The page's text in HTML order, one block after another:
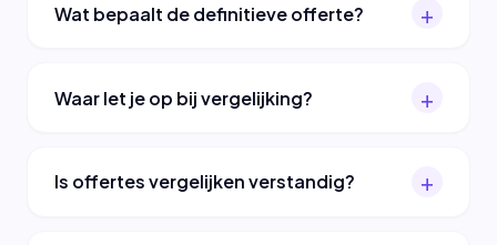
Wat bepaalt de definitieve offerte?
Waar let je op bij vergelijking?
Is offertes vergelijken verstandig?